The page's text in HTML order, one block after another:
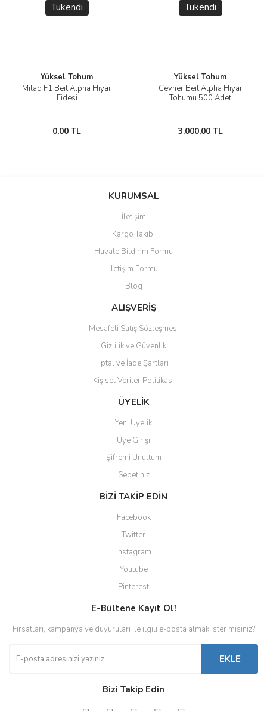
Tükendi
Yüksel Tohum
Milad F1 Beit Alpha Hıyar
Fidesi
0,00 TL
Tükendi
Yüksel Tohum
Cevher Beit Alpha Hıyar
Tohumu 500 Adet
3.000,00 TL
KURUMSAL
İletişim
Kargo Takibi
Havale Bildirim Formu
İletişim Formu
Blog
ALIŞVERİŞ
Mesafeli Satış Sözleşmesi
Gizlilik ve Güvenlik
İptal ve İade Şartları
Kişisel Veriler Politikası
ÜYELİK
Yeni Üyelik
Üye Girişi
Şifremi Unuttum
Sepetiniz
BİZİ TAKİP EDİN
Facebook
Twitter
Instagram
Youtube
Pinterest
E-Bültene Kayıt Ol!
Fırsatları, kampanya ve duyuruları ile ilgili e-posta almak ister misiniz?
EKLE
Bizi Takip Edin